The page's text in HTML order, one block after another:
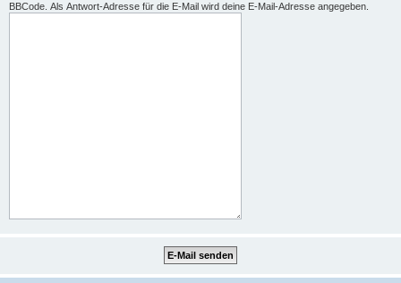
BBCode. Als Antwort-Adresse für die E-Mail wird deine E-Mail-Adresse angegeben.